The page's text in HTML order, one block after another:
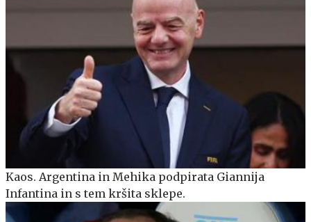
Kaos. Argentina in Mehika podpirata Giannija
Infantina in s tem kršita sklepe.